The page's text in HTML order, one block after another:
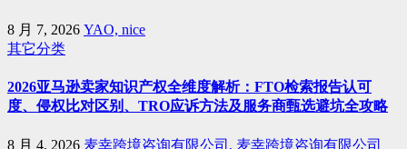
8 月 7, 2026 YAO, nice
其它分类
2026亚马逊卖家知识产权全维度解析：FTO检索报告认可
度、侵权比对区别、TRO应诉方法及服务商甄选避坑全攻略
8 月 4, 2026 麦幸跨境咨询有限公司, 麦幸跨境咨询有限公司